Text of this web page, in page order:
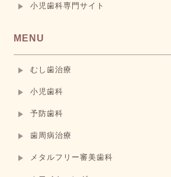
小児歯科専門サイト
MENU
むし歯治療
小児歯科
予防歯科
歯周病治療
メタルフリー審美歯科